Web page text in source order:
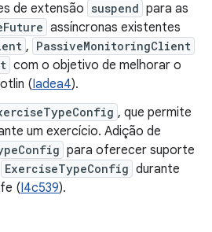
de extensão suspend para as
assíncronas existentes
, PassiveMonitoringClient
com o objetivo de melhorar o
(Iadea4).
, que permite
um exercício. Adição de
para oferecer suporte
ExerciseTypeConfig durante
(I4c539).